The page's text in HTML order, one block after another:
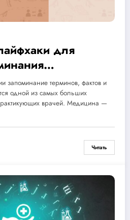
для
запоминание терминов, фактов и
одной из самых больших
врачей. Медицина —
Читать